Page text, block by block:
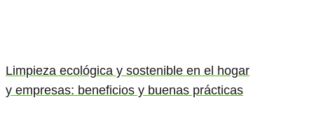
Limpieza ecológica y sostenible en el hogar
y empresas: beneficios y buenas prácticas